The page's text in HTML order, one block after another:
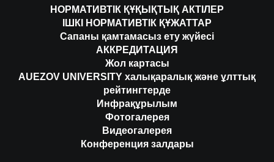
НОРМАТИВТІК ҚҰҚЫҚТЫҚ АКТІЛЕР
ІШКІ НОРМАТИВТІК ҚҰЖАТТАР
Сапаны қамтамасыз ету жүйесі
АККРЕДИТАЦИЯ
Жол картасы
AUEZOV UNIVERSITY халықаралық және ұлттық
рейтингтерде
Инфрақұрылым
Фотогалерея
Видеогалерея
Конференция залдары